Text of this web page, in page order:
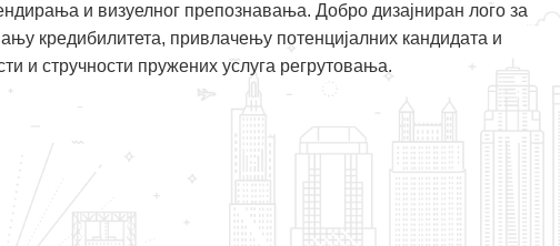
и визуелног препознавања. Добро дизајниран лого за
кредибилитета, привлачењу потенцијалних кандидата и
и стручности пружених услуга регрутовања.